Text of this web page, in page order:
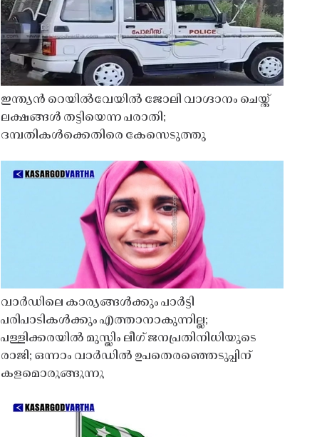
ഇന്ത്യൻ റെയിൽവേയിൽ ജോലി വാഗ്ദാനം ചെയ്ത്
ലക്ഷങ്ങൾ തട്ടിയെന്ന പരാതി;
ദമ്പതികൾക്കെതിരെ കേസെടുത്തു
വാർഡിലെ കാര്യങ്ങൾക്കും പാർട്ടി
പരിപാടികൾക്കും എത്താനാകുന്നില്ല;
പള്ളിക്കരയിൽ മുസ്ലിം ലീഗ് ജനപ്രതിനിധിയുടെ
രാജി; ഒന്നാം വാർഡിൽ ഉപതെരഞ്ഞെടുപ്പിന്
കളമൊരുങ്ങുന്നു